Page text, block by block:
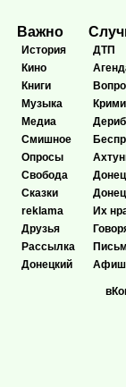
Важно
История
Кино
Книги
Музыка
Медиа
Смишное
Опросы
Свобода
Сказки
reklama
Друзья
Рассылка
Донецкий
ДТП
Их